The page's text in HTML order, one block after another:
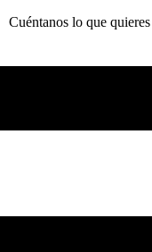
Cuéntanos lo que quieres